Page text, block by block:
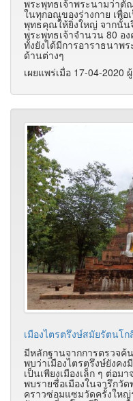
พระพุทธเจ้าพระนามว่าตั
ในทุกอณูของร่างกาย เพื่อ
พุทธคุณให้ยิ่งใหญ่ จากนั้น
พระพุทธเจ้าจำนวน 80 อ
ทั้งยังได้มีการอาราธนาพ
ด้านต่างๆ
เผยแพร่เมื่อ 17-04-2020
เมืองไตรตรึงษ์สมัยรัตนโ
มีหลักฐานจากการตรวจ
พบว่าเมืองไตรตรึงษ์ยังค
เป็นเพียงเมืองเล็ก ๆ ต่อ
พบรายชื่อเมืองในจารึกวั
คราวซ่อมแซมวัดครั้งใหญ่